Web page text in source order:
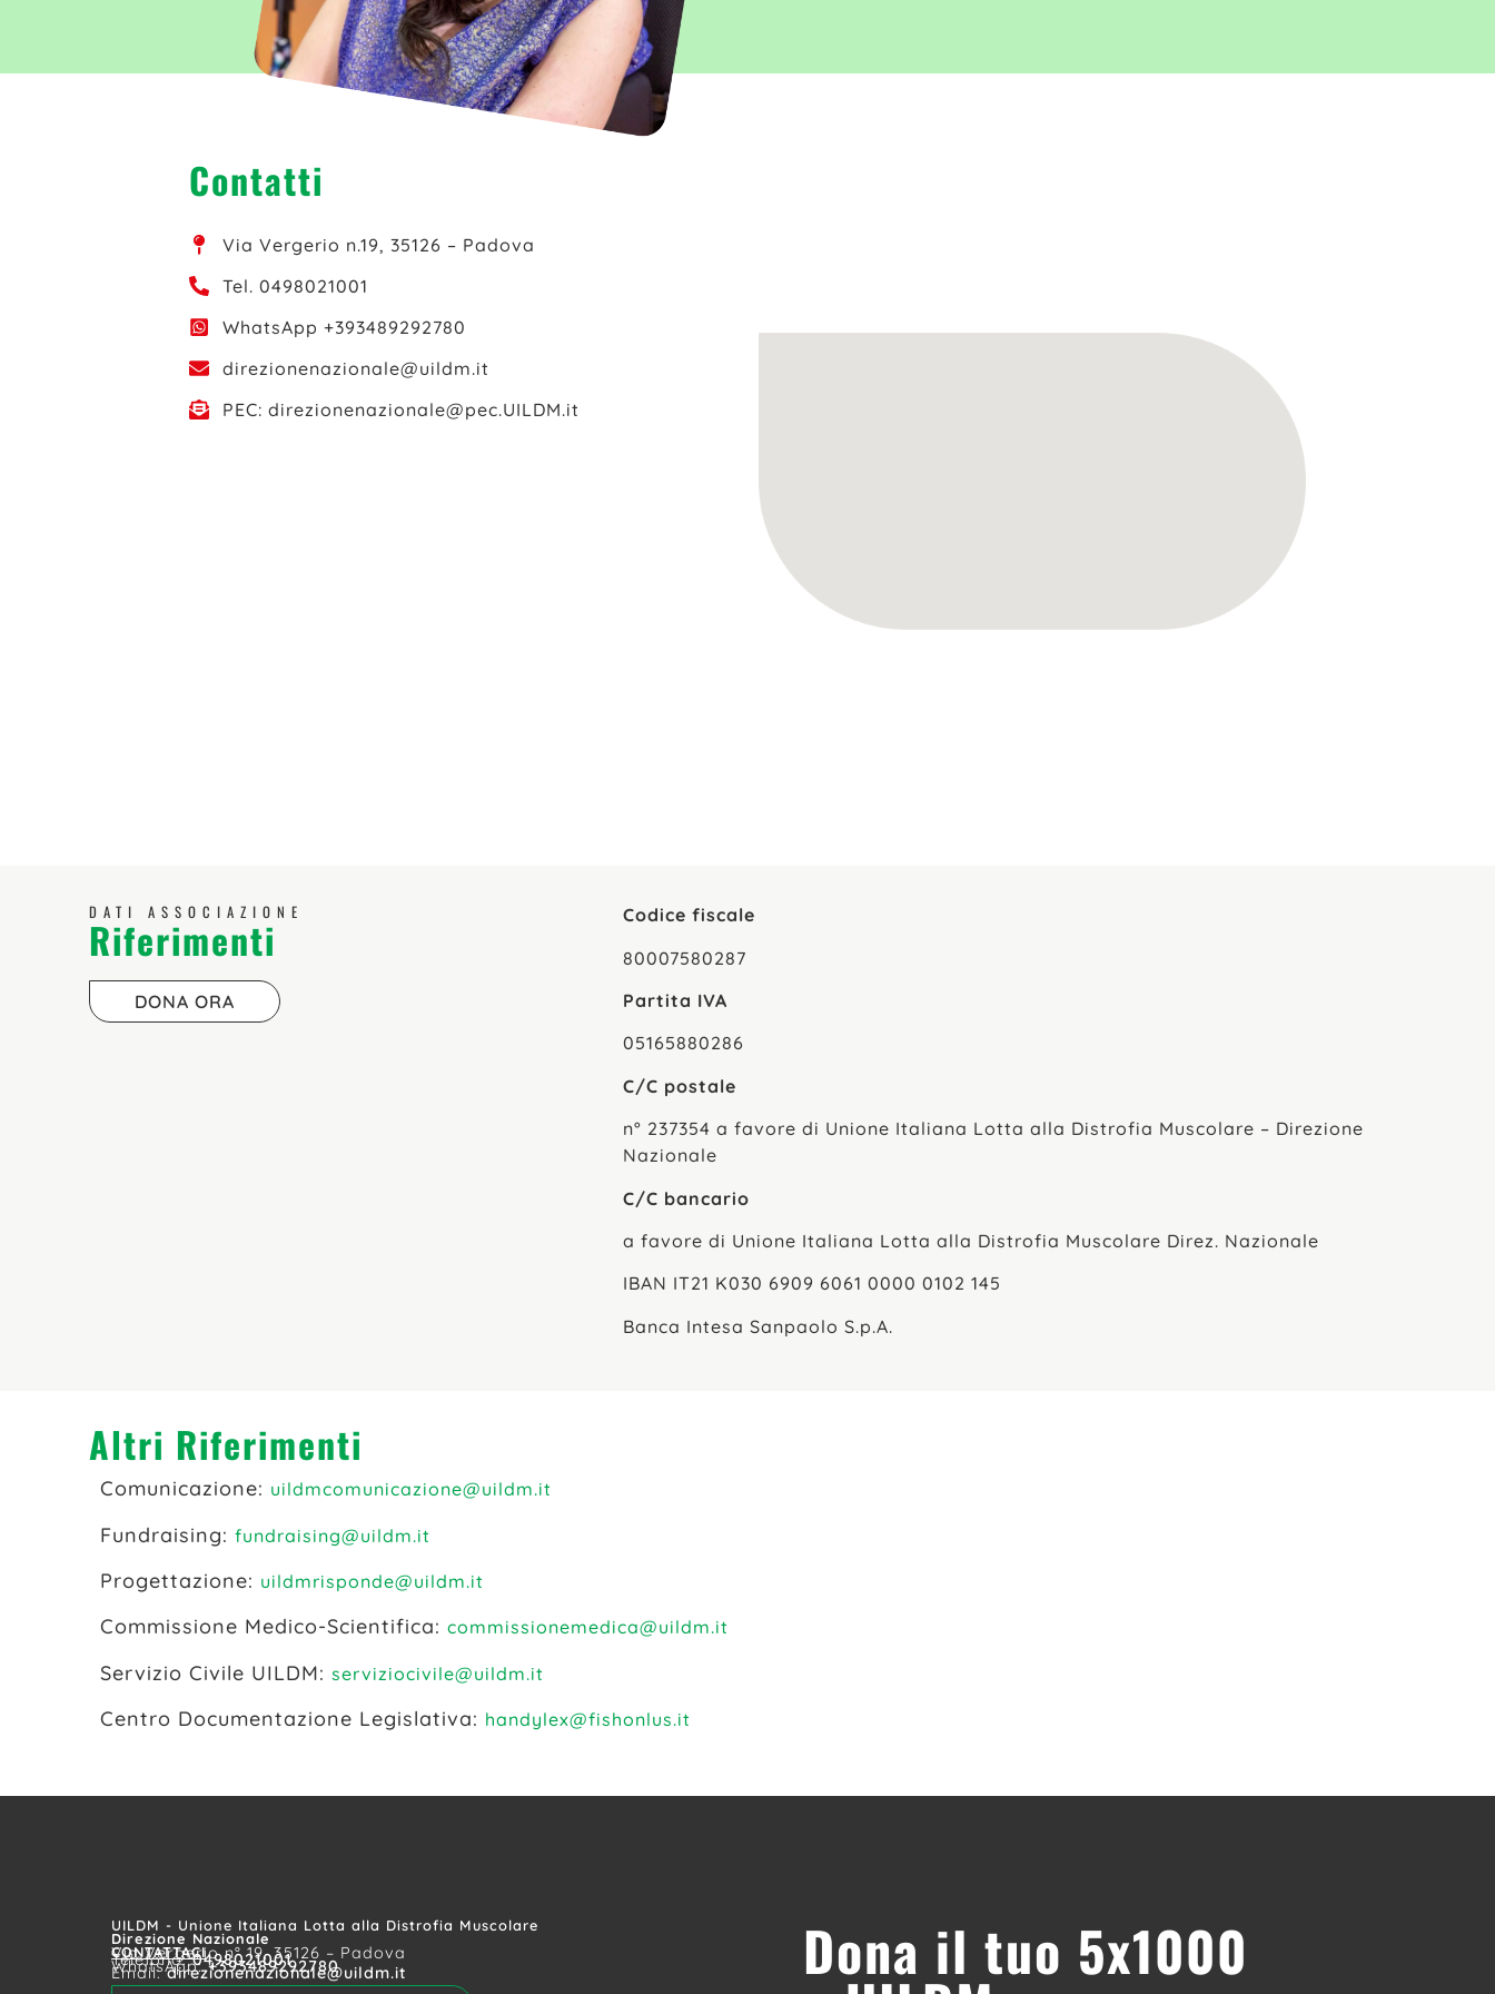
Contatti
Via Vergerio n.19, 35126 – Padova
Tel. 0498021001
WhatsApp +393489292780
direzionenazionale@uildm.it
PEC: direzionenazionale@pec.UILDM.it
DATI ASSOCIAZIONE
Riferimenti
DONA ORA
Codice fiscale
80007580287
Partita IVA
05165880286
C/C postale
n° 237354 a favore di Unione Italiana Lotta alla Distrofia Muscolare – Direzione
Nazionale
C/C bancario
a favore di Unione Italiana Lotta alla Distrofia Muscolare Direz. Nazionale
IBAN IT21 K030 6909 6061 0000 0102 145
Banca Intesa Sanpaolo S.p.A.
Altri Riferimenti
Comunicazione: uildmcomunicazione@uildm.it
Fundraising: fundraising@uildm.it
Progettazione: uildmrisponde@uildm.it
Commissione Medico-Scientifica: commissionemedica@uildm.it
Servizio Civile UILDM: serviziocivile@uildm.it
Centro Documentazione Legislativa: handylex@fishonlus.it
UILDM - Unione Italiana Lotta alla Distrofia Muscolare
Direzione Nazionale
CONTATTACI
Via Vergerio n° 19, 35126 – Padova
Telefono:0498021001
WhatsApp:+393489292780
Email:direzionenazionale@uildm.it Dona il tuo 5x1000